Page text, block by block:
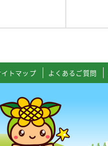
イトマップ よくあるご質問